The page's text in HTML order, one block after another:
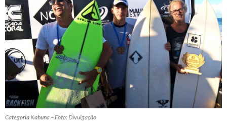
Categoria Kahuna – Foto: Divulgação